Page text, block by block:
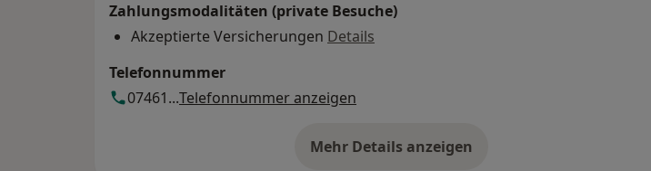
Zahlungsmodalitäten (private Besuche)
Akzeptierte Versicherungen Details
Telefonnummer
07461...Telefonnummer anzeigen
Mehr Details anzeigen
über die Adresse